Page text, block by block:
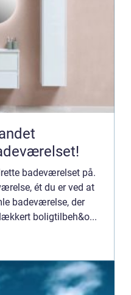
badeværelset på.
ét du er ved at
badeværelse, der
boligtilbeh&o...